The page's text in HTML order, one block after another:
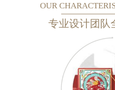
OUR
专业设计团队